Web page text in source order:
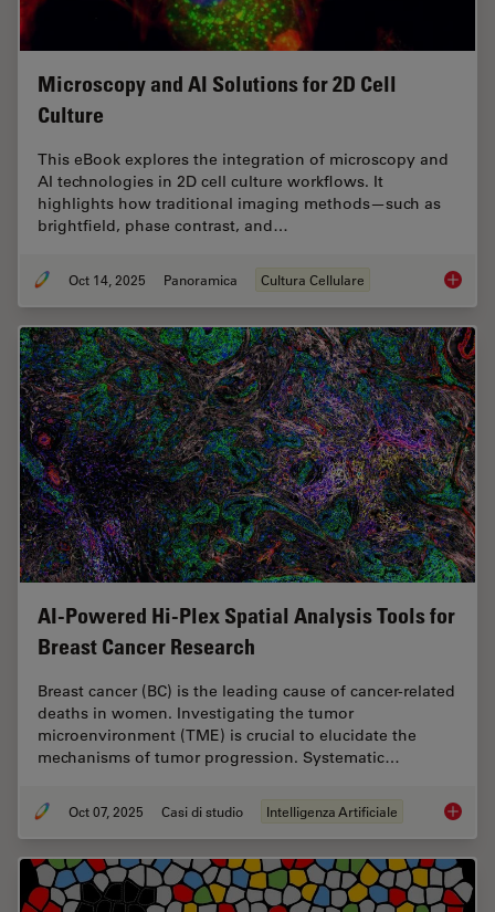
Microscopy and AI Solutions for 2D Cell
Culture
This eBook explores the integration of microscopy and
AI technologies in 2D cell culture workflows. It
highlights how traditional imaging methods—such as
brightfield, phase contrast, and…
Oct 14, 2025 Panoramica Cultura Cellulare
AI-Powered Hi-Plex Spatial Analysis Tools for
Breast Cancer Research
Breast cancer (BC) is the leading cause of cancer-related
deaths in women. Investigating the tumor
microenvironment (TME) is crucial to elucidate the
mechanisms of tumor progression. Systematic…
Oct 07, 2025 Casi di studio Intelligenza Artificiale AI-